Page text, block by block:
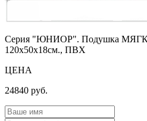
Серия "ЮНИОР". Подушка
120х50х18см., ПВХ
ЦЕНА
24840 руб.